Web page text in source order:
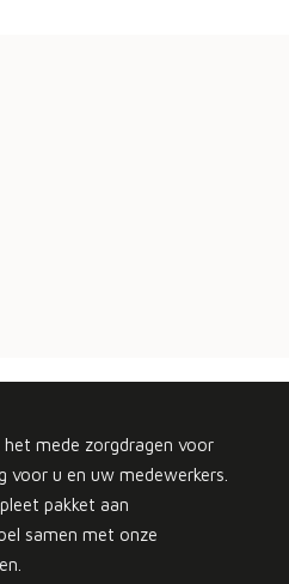
het mede zorgdragen voor
voor u en uw medewerkers.
pakket aan
samen met onze